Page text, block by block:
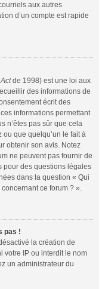
aux autres
d’un compte est rapide
de 1998) est une loi aux
des informations de
écrit des
informations permettant
n’êtes pas sûr que cela
ou que quelqu’un le fait à
obtenir son avis. Notez
ne peuvent pas fournir de
pour des questions légales
dans la question « Qui
ce forum ? ».
pas !
la création de
votre IP ou interdit le nom
un administrateur du